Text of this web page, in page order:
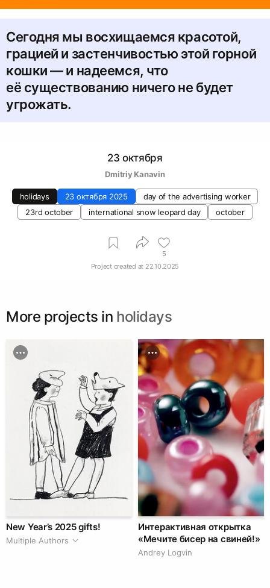
Сегодня мы восхищаемся красотой,
грацией и застенчивостью этой горной
кошки — и надеемся, что
её существованию ничего не будет
угрожать.
23 октября
Dmitriy Kanavin
holidays 23 октября 2025
day of the advertising worker
23rd october
international snow leopard day october
5
Project created at 22.10.2025
More projects in holidays
New Year’s 2025 gifts!
Multiple Authors
Интерактивная открытка
«Мечите бисер на свиней!»
Andrey Logvin